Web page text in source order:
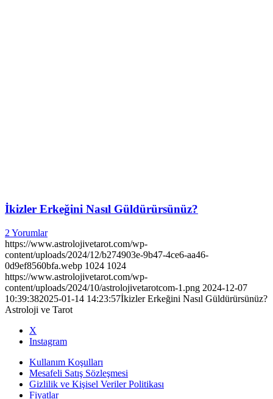
İkizler Erkeğini Nasıl Güldürürsünüz?
2 Yorumlar
https://www.astrolojivetarot.com/wp-
content/uploads/2024/12/b274903e-9b47-4ce6-aa46-
0d9ef8560bfa.webp 1024 1024
https://www.astrolojivetarot.com/wp-
content/uploads/2024/10/astrolojivetarotcom-1.png 2024-12-07
10:39:382025-01-14 14:23:57İkizler Erkeğini Nasıl Güldürürsünüz?
Astroloji ve Tarot
X
Instagram
Kullanım Koşulları
Mesafeli Satış Sözleşmesi
Gizlilik ve Kişisel Veriler Politikası
Fiyatlar